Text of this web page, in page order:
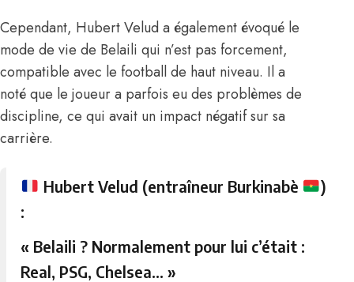
Cependant, Hubert Velud a également évoqué le
mode de vie de Belaili qui n’est pas forcement,
compatible avec le football de haut niveau. Il a
noté que le joueur a parfois eu des problèmes de
discipline, ce qui avait un impact négatif sur sa
carrière.
Hubert Velud (entraîneur Burkinabè
)
:
« Belaili ? Normalement pour lui c’était :
Real, PSG, Chelsea… »